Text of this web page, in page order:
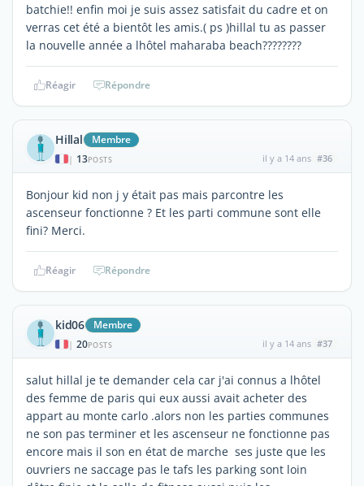
batchie!! enfin moi je suis assez satisfait du cadre et on
verras cet été a bientôt les amis.( ps )hillal tu as passer
la nouvelle année a lhôtel maharaba beach????????
Réagir Répondre
Hillal Membre
| 13POSTS il y a 14 ans #36
Bonjour kid non j y était pas mais parcontre les
ascenseur fonctionne ? Et les parti commune sont elle
fini? Merci.
Réagir Répondre
kid06 Membre
| 20POSTS il y a 14 ans #37
salut hillal je te demander cela car j'ai connus a lhôtel
des femme de paris qui eux aussi avait acheter des
appart au monte carlo .alors non les parties communes
ne son pas terminer et les ascenseur ne fonctionne pas
encore mais il son en état de marche ses juste que les
ouvriers ne saccage pas le tafs les parking sont loin